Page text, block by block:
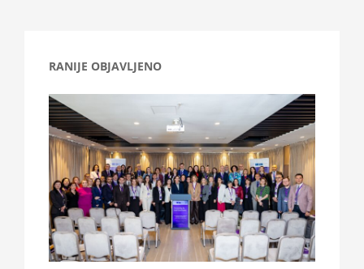
RANIJE OBJAVLJENO